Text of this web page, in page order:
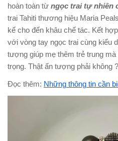
hoàn toàn từ ngọc trai tự nhiên
trai Tahiti thương hiệu Maria
kế cho đến khâu chế tác. Kết
với vòng tay ngọc trai cùng kiểu
tượng giúp mẹ thêm trẻ trung
trọng. Thật ấn tượng phải không
Đọc thêm: Những thông tin cần